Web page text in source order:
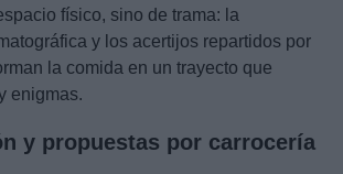
físico, sino de trama: la
y los acertijos repartidos por
la comida en un trayecto que
enigmas.
y propuestas por carrocería